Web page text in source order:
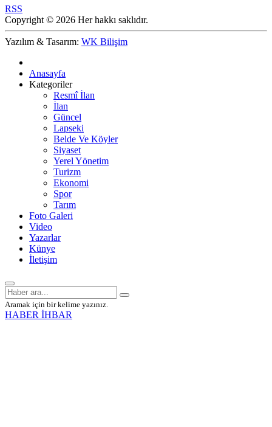
RSS
Copyright © 2026 Her hakkı saklıdır.
Yazılım & Tasarım: WK Bilişim
Anasayfa
Kategoriler
Resmî İlan
İlan
Güncel
Lapseki
Belde Ve Köyler
Siyaset
Yerel Yönetim
Turizm
Ekonomi
Spor
Tarım
Foto Galeri
Video
Yazarlar
Künye
İletişim
Aramak için bir kelime yazınız.
HABER İHBAR